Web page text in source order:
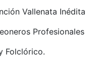
Vallenata Inédita
Profesionales
Folclórico.